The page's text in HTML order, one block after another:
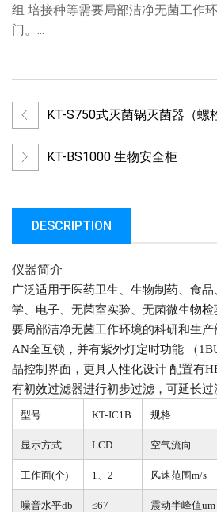
组 培接种等需要局部洁净无菌工作
门。...
KT-S750式灭菌锅灭菌器（螺
KT-BS1000 生物安全柜
DESCRIPTION
仪器简介
广泛适用于医药卫生、生物制药、食
学、电子、无菌室实验、无菌微生物检
要局部洁净无菌工作环境的科研和生产
AN全互锁，并有紫外灯定时功能
（
晶控制界面，更具人性化设计 配置有
有初效过滤器进行初步过滤，可延长过
型号 KT-JC1B 规格
显示方式 LCD 空气流向
工作面(个) 1、2 风速范围m/s
噪音水平db ≤67 震动半峰值um